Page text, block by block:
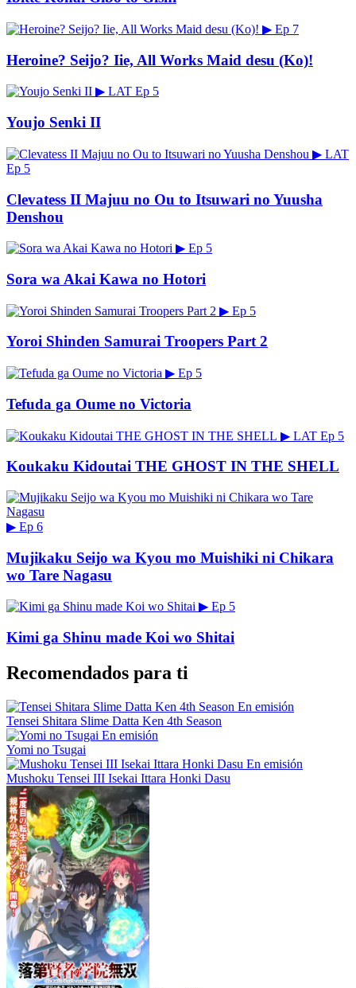
▶ Ep 7
Heroine? Seijo? Iie, All Works Maid desu (Ko)!
▶ LAT Ep 5
Youjo Senki II
▶ LAT
Ep 5
Clevatess II Majuu no Ou to Itsuwari no Yuusha
Denshou
▶ Ep 5
Sora wa Akai Kawa no Hotori
▶ Ep 5
Yoroi Shinden Samurai Troopers Part 2
▶ Ep 5
Tefuda ga Oume no Victoria
▶ LAT Ep 5
Koukaku Kidoutai THE GHOST IN THE SHELL
▶ Ep 6
Mujikaku Seijo wa Kyou mo Muishiki ni Chikara
wo Tare Nagasu
▶ Ep 5
Kimi ga Shinu made Koi wo Shitai
Recomendados para ti
En emisión
Tensei Shitara Slime Datta Ken 4th Season
En emisión
Yomi no Tsugai
En emisión
Mushoku Tensei III Isekai Ittara Honki Dasu